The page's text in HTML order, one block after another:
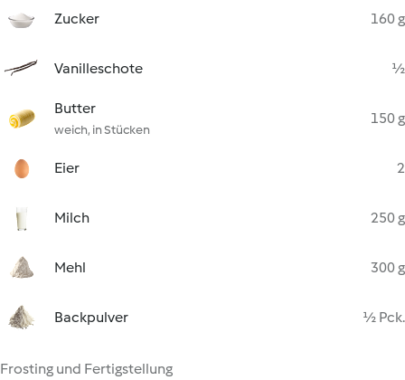
Zucker
160 g
Vanilleschote ½
Butter
weich, in Stücken
150 g
Eier 2
Milch 250 g
Mehl 300 g
Backpulver ½ Pck.
Frosting und Fertigstellung